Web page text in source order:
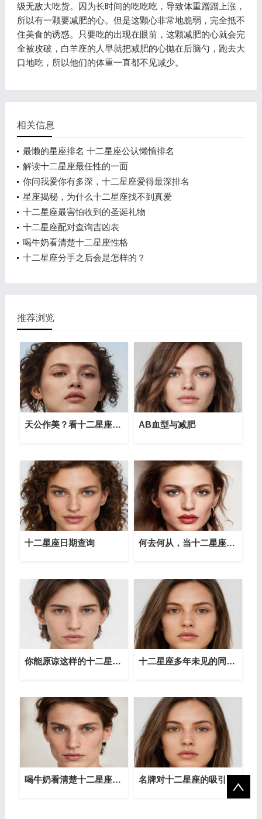
级无敌大吃货。因为长时间的吃吃吃，导致体重蹭蹭上涨，
所以有一颗要减肥的心。但是这颗心非常地脆弱，完全抵不
住美食的诱惑。只要吃的出现在眼前，这颗减肥的心就会完
全被攻破，白羊座的人早就把减肥的心抛在后脑勺，跑去大
口地吃，所以他们的体重一直都不见减少。
相关信息
最懒的星座排名 十二星座公认懒惰排名
解读十二星座最任性的一面
你问我爱你有多深，十二星座爱得最深排名
星座揭秘，为什么十二星座找不到真爱
十二星座最害怕收到的圣诞礼物
十二星座配对查询吉凶表
喝牛奶看清楚十二星座性格
十二星座分手之后会是怎样的？
推荐浏览
天公作美？看十二星座一夜暴富的指数 AB血型与减肥
十二星座日期查询 何去何从，当十二星座成为他人成功的背景
你能原谅这样的十二星座吗？ 十二星座多年未见的同学加你好友的目的
喝牛奶看清楚十二星座性格